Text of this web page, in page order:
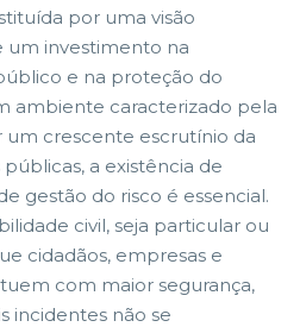
por uma visão
um investimento na
e na proteção do
ambiente caracterizado pela
um crescente escrutínio da
a existência de
gestão do risco é essencial.
civil, seja particular ou
cidadãos, empresas e
com maior segurança,
incidentes não se